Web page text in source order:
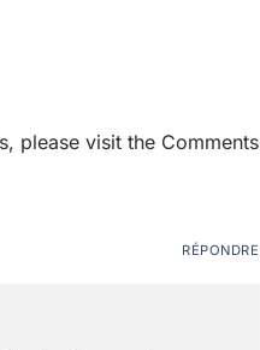
please visit the Comments
RÉPONDRE